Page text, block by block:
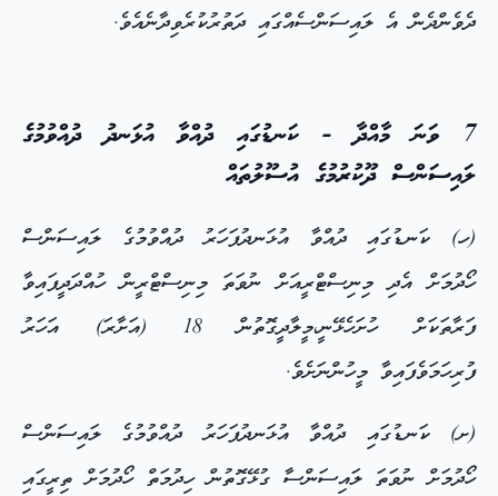
ދެވެންދެން އެ ލައިސަންސެއްގައި ދަތުރުކުރެވިދާނެއެވެ.
7 ވަނަ މާއްދާ - ކަނޑުގައި ދުއްވާ އުޅަނދު ދުއްވުމުގެ
ލައިސަންސް ދޫކުރުމުގެ އުސޫލުތައް
(ހ) ކަނޑުގައި ދުއްވާ އުޅަނދުފަހަރު ދުއްވުމުގެ ލައިސަންސް
ހޯދުމަށް އެދި މިނިސްޓްރީއަށް ނުވަތަ މިނިސްޓްރީން ހުއްދަދީފައިވާ
ފަރާތަކަށް ހުށަހެޅޭނީ،މީލާދީގޮތުން 18 (އަށާރަ) އަހަރު
ފުރިހަމަވެފައިވާ މީހުންނަށެވެ.
(ށ) ކަނޑުގައި ދުއްވާ އުޅަނދުފަހަރު ދުއްވުމުގެ ލައިސަންސް
ހޯދުމަށް ނުވަތަ ލައިސަންސާ ގުޅޭގޮތުން ހިދުމަތް ހޯދުމަށް ތިރީގައި